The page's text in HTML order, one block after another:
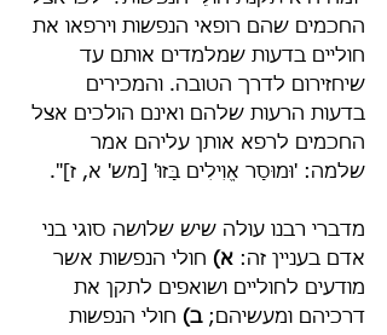
החכמים שהם רופאי הנפשות וירפאו את
חוליים בדעות שמלמדים אותם עד
שיחזירום לדרך הטובה. והמכירים
בדעות הרעות שלהם ואינם הולכים אצל
החכמים לרפא אותן עליהם אמר
שלמה: 'וּמוּסָר אֱוִילִים בָּזוּ' [מש' א, ז]".
מדברי רבנו עולה שיש שלושה סוגי בני
אדם בעניין זה: א) חולי הנפשות אשר
מודעים לחוליים ושואפים לתקן את
דרכיהם ומעשיהם; ב) חולי הנפשות